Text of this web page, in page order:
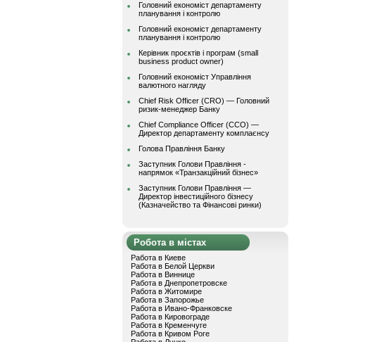
Головний економіст департаменту
планування і контролю
Головний економіст департаменту
планування і контролю
Керівник проєктів і програм (small
business product owner)
Головний економіст Управління
валютного нагляду
Chief Risk Officer (CRO) — Головний
ризик-менеджер Банку
Chief Compliance Officer (CCO) —
Директор департаменту комплаєнсу
Голова Правління Банку
Заступник Голови Правління -
напрямок «Транзакційний бізнес»
Заступник Голови Правління —
Директор інвестиційного бізнесу
(Казначейство та Фінансові ринки)
Робота в містах
Работа в Киеве
Работа в Белой Церкви
Работа в Виннице
Работа в Днепропетровске
Работа в Житомире
Работа в Запорожье
Работа в Ивано-Франковске
Работа в Кировограде
Работа в Кременчуге
Работа в Кривом Роге